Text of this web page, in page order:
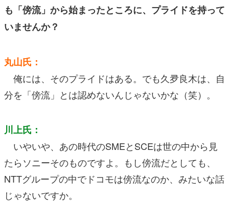
も「傍流」から始まったところに、プライドを持って
いませんか？
丸山氏：
俺には、そのプライドはある。でも久夛良木は、自
分を「傍流」とは認めないんじゃないかな（笑）。
川上氏：
いやいや、あの時代のSMEとSCEは世の中から見
たらソニーそのものですよ。もし傍流だとしても、
NTTグループの中でドコモは傍流なのか、みたいな話
じゃないですか。